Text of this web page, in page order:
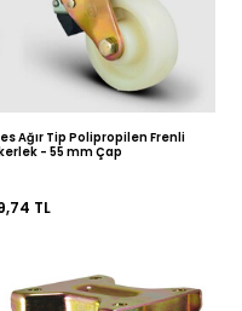
Emes Ağır Tip
Tekerlek - 55 mm Çap